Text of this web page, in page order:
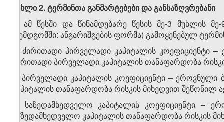
მუხლი 2. ტერმინთა განმარტებები და განსაზღვრებანი
1. ამ წესში და წინამდებარე წესის მე-3 მუხლის
(შემდგომში: ანგარიშგების ფორმა) გამოყენებულ
ა) ძირითადი პირველადი კაპიტალის კოეფიციენტი–
ძირითადი პირველადი კაპიტალის თანაფარდობა
ბ) პირველადი კაპიტალის კოეფიციენტი –
კაპიტალის თანაფარდობა რისკის მიხედვით შეწონილ
გ) საზედამხედველო კაპიტალის კოეფიციენტი –
საზედამხედველო კაპიტალის თანაფარდობა რისკის